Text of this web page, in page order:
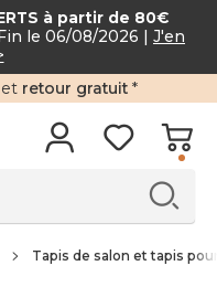
à partir de 80
le 06/08/2026 | J'en
retour gratuit *
Tapis de salon et tapis